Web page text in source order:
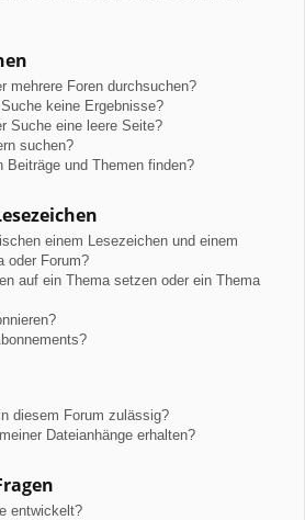
mehrere Foren durchsuchen?
keine Ergebnisse?
Suche eine leere Seite?
suchen?
Beiträge und Themen finden?
einem Lesezeichen und einem
oder Forum?
auf ein Thema setzen oder ein Thema
diesem Forum zulässig?
Dateianhänge erhalten?
entwickelt?